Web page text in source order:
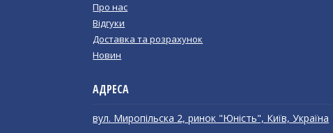
Про нас
Відгуки
Доставка та розрахунок
Новин
вул. Миропільска 2, ринок "Юність", Київ, Україна